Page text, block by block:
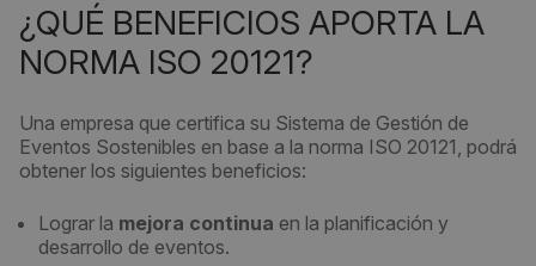
¿QUÉ BENEFICIOS APORTA LA
NORMA ISO 20121?
Una empresa que certifica su Sistema de Gestión de
Eventos Sostenibles en base a la norma ISO 20121, podrá
obtener los siguientes beneficios:
Lograr la mejora continua en la planificación y
desarrollo de eventos.